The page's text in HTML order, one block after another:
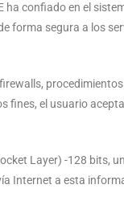
ha confiado en el
forma segura a los
fines, el usuario
Layer) -128 bits,
Internet a esta